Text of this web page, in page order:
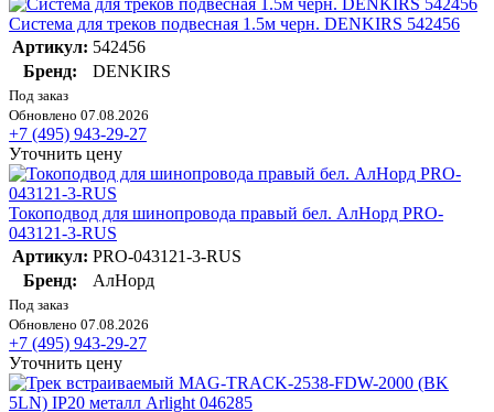
Система для треков подвесная 1.5м черн. DENKIRS 542456
Артикул: 542456
Бренд:
DENKIRS
Под заказ
Обновлено 07.08.2026
+7 (495) 943-29-27
Уточнить цену
Токоподвод для шинопровода правый бел. АлНорд PRO-
043121-3-RUS
Артикул: PRO-043121-3-RUS
Бренд:
АлНорд
Под заказ
Обновлено 07.08.2026
+7 (495) 943-29-27
Уточнить цену